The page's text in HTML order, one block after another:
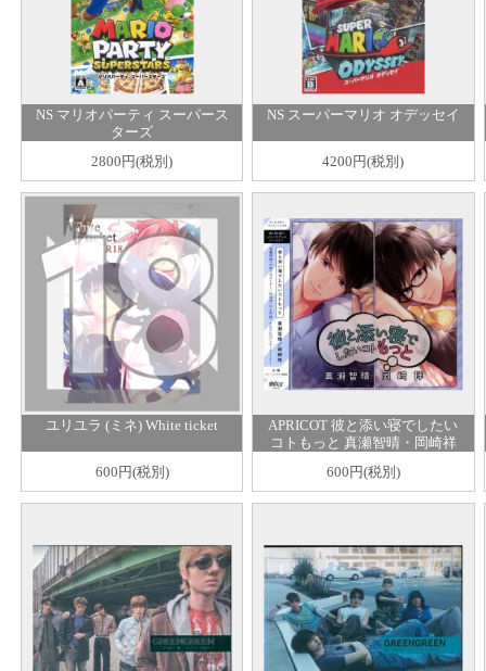
NS マリオパーティ スーパース
ターズ
2800円(税別)
NS スーパーマリオ オデッセイ
4200円(税別)
ユリユラ (ミネ) White ticket
600円(税別)
APRICOT 彼と添い寝でしたい
コトもっと 真瀬智晴・岡崎祥
600円(税別)